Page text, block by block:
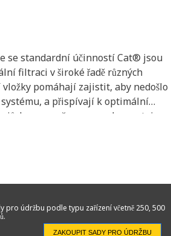
se standardní účinností Cat® jsou
filtraci v široké řadě různých
pomáhají zajistit, aby nedošlo
a přispívají k optimální
Jsou navrženy a vyrobeny stejnou
Cat pro zajištění dlouhodobé
a akrylátové kuličky, které brání
média při průchodu kapaliny
zachycení a udržení
filtrů pro univerzální použití se
pro údržbu podle typu zařízení včetně 250, 500
ZAKOUPIT SADY PRO ÚDRŽBU